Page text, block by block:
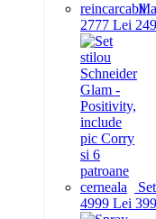
2777 Lei 24
4999 Lei 39